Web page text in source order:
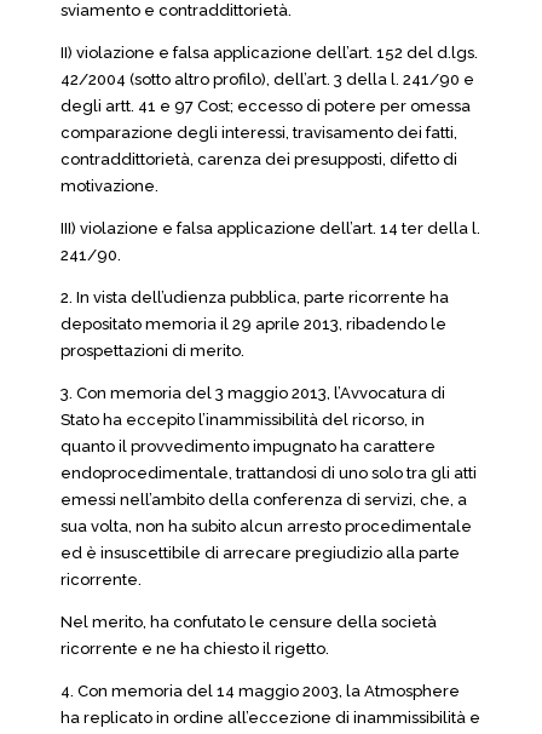
sviamento e contraddittorietà.
II) violazione e falsa applicazione dell’art. 152 del d.lgs.
42/2004 (sotto altro profilo), dell’art. 3 della l. 241/90 e
degli artt. 41 e 97 Cost; eccesso di potere per omessa
comparazione degli interessi, travisamento dei fatti,
contraddittorietà, carenza dei presupposti, difetto di
motivazione.
III) violazione e falsa applicazione dell’art. 14 ter della l.
241/90.
2. In vista dell’udienza pubblica, parte ricorrente ha
depositato memoria il 29 aprile 2013, ribadendo le
prospettazioni di merito.
3. Con memoria del 3 maggio 2013, l’Avvocatura di
Stato ha eccepito l’inammissibilità del ricorso, in
quanto il provvedimento impugnato ha carattere
endoprocedimentale, trattandosi di uno solo tra gli atti
emessi nell’ambito della conferenza di servizi, che, a
sua volta, non ha subito alcun arresto procedimentale
ed è insuscettibile di arrecare pregiudizio alla parte
ricorrente.
Nel merito, ha confutato le censure della società
ricorrente e ne ha chiesto il rigetto.
4. Con memoria del 14 maggio 2003, la Atmosphere
ha replicato in ordine all’eccezione di inammissibilità e